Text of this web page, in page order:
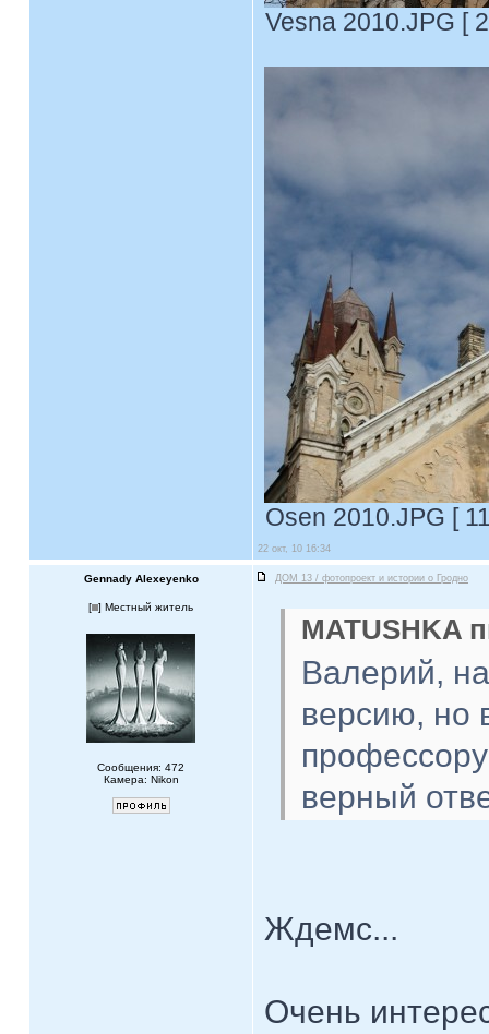
Vesna 2010.JPG [
Osen 2010.JPG [
22 окт, 10 16:34
Gennady Alexeyenko ДОМ 13 / фотопроект и истории о Гродно
[ ] Местный житель
Сообщения: 472
Камера: Nikon
MATUSHKA
Валерий,
версию, но
верный
Ждемс...
Очень